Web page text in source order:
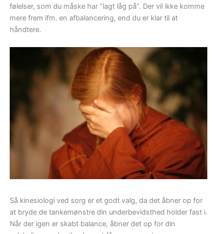
følelser, som du måske har ”lagt låg på”. Der vil ikke komme
mere frem ifm. en afbalancering, end du er klar til at
håndtere.
Så kinesiologi ved sorg er et godt valg, da det åbner op for
at bryde de tankemønstre din underbevidsthed holder fast i.
Når der igen er skabt balance, åbner det op for din